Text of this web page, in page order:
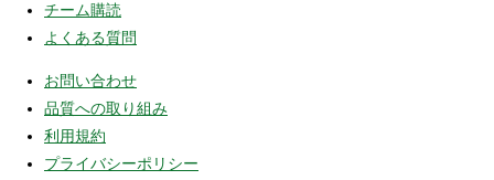
チーム購読
よくある質問
お問い合わせ
品質への取り組み
利用規約
プライバシーポリシー